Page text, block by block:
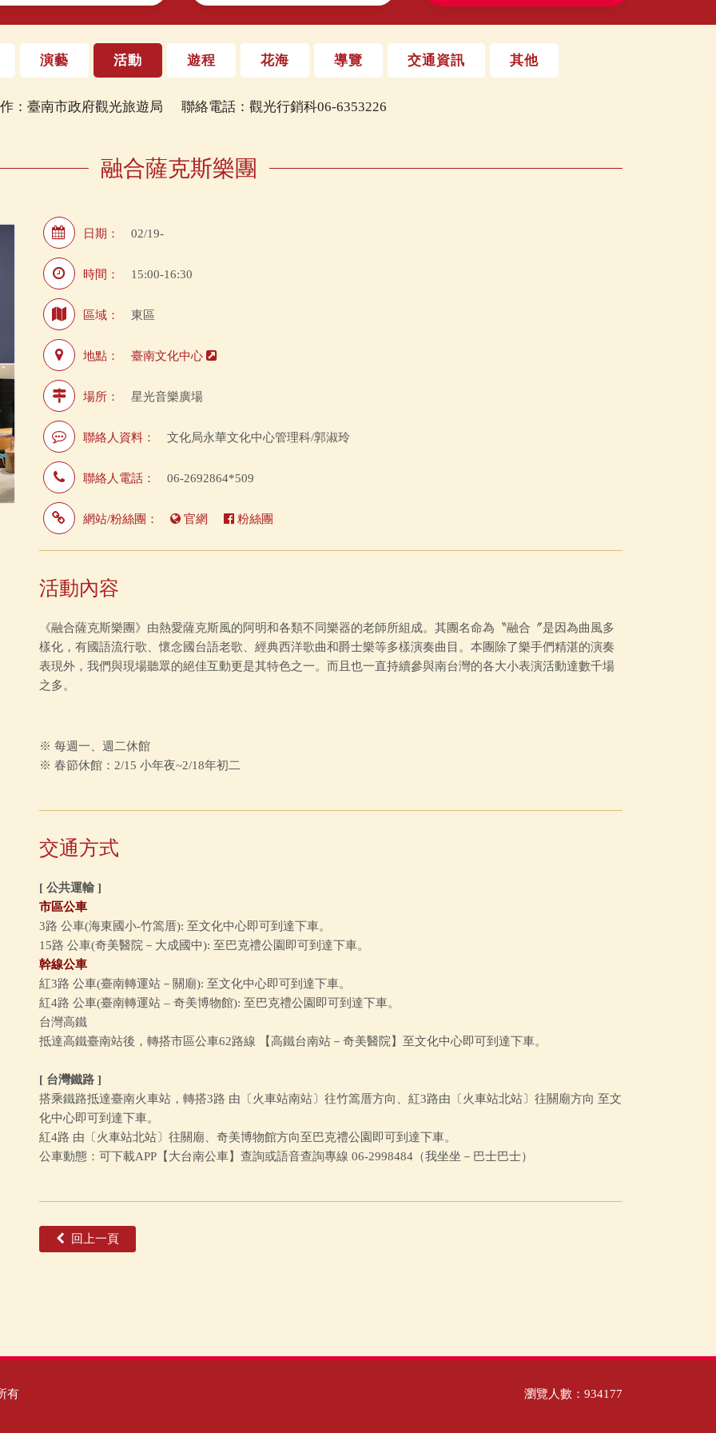
演藝 活動 遊程 花海 導覽 交通資訊 其他
：臺南市政府觀光旅遊局 聯絡電話：觀光行銷科06-6353226
融合薩克斯樂團
日期： 02/19-
時間： 15:00-16:30
區域： 東區
地點： 臺南文化中心
場所： 星光音樂廣場
聯絡人資料： 文化局永華文化中心管理科/郭淑玲
聯絡人電話： 06-2692864*509
網站/粉絲團： 官網 粉絲團
活動內容
《融合薩克斯樂團》由熱愛薩克斯風的阿明和各類不同樂器的老師所組成。其團名命為〝融合〞是因為曲風多
樣化，有國語流行歌、懷念國台語老歌、經典西洋歌曲和爵士樂等多樣演奏曲目。本團除了樂手們精湛的演奏
表現外，我們與現場聽眾的絕佳互動更是其特色之一。而且也一直持續參與南台灣的各大小表演活動達數千場
之多。
※ 每週一、週二休館
※ 春節休館：2/15 小年夜~2/18年初二
交通方式
[ 公共運輸 ]
市區公車
3路 公車(海東國小-竹篙厝): 至文化中心即可到達下車。
15路 公車(奇美醫院－大成國中): 至巴克禮公園即可到達下車。
幹線公車
紅3路 公車(臺南轉運站－關廟): 至文化中心即可到達下車。
紅4路 公車(臺南轉運站 – 奇美博物館): 至巴克禮公園即可到達下車。
台灣高鐵
抵達高鐵臺南站後，轉搭市區公車62路線 【高鐵台南站－奇美醫院】至文化中心即可到達下車。
[ 台灣鐵路 ]
搭乘鐵路抵達臺南火車站，轉搭3路 由〔火車站南站〕往竹篙厝方向、紅3路由〔火車站北站〕往關廟方向 至文
化中心即可到達下車。
紅4路 由〔火車站北站〕往關廟、奇美博物館方向至巴克禮公園即可到達下車。
公車動態：可下載APP【大台南公車】查詢或語音查詢專線 06-2998484（我坐坐－巴士巴士）
回上一頁
有 瀏覽人數：934177